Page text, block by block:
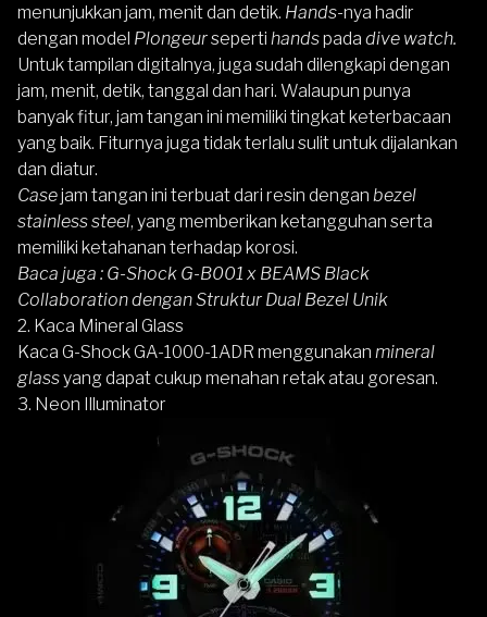
menunjukkan jam, menit dan detik. Hands-nya hadir
dengan model Plongeurseperti handspada dive watch.
Untuk tampilan digitalnya, juga sudah dilengkapi dengan
jam, menit, detik, tanggal dan hari. Walaupun punya
banyak fitur, jam tangan ini memiliki tingkat keterbacaan
yang baik. Fiturnya juga tidak terlalu sulit untuk dijalankan
dan diatur.
Casejam tangan ini terbuat dari resin dengan bezel
stainless steel, yang memberikan ketangguhan serta
memiliki ketahanan terhadap korosi.
Baca juga : G-Shock G-B001 x BEAMS Black
Collaboration dengan Struktur Dual Bezel Unik
2. Kaca Mineral Glass
Kaca G-ShockGA-1000-1ADR menggunakan mineral
glassyang dapat cukup menahan retak atau goresan.
3. Neon Illuminator